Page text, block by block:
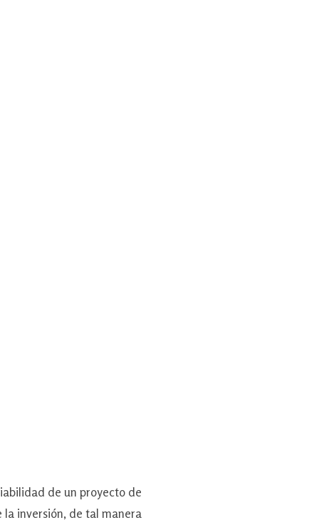
de un proyecto de
inversión, de tal manera